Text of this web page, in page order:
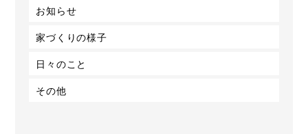
お知らせ
家づくりの様子
日々のこと
その他